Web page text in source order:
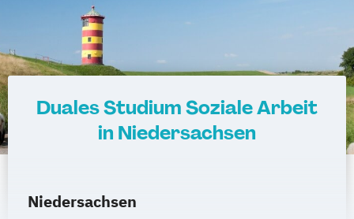
Duales Studium Soziale Arbeit
in Niedersachsen
Niedersachsen